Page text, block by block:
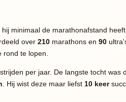
minimaal de marathonafstand
over 210 marathons en 90
rond te lopen.
per jaar. De langste tocht was
. Hij wist deze maar liefst 10 keer